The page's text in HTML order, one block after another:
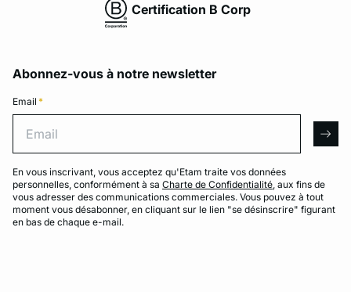
Certification B Corp
Abonnez-vous à notre newsletter
Email *
En vous inscrivant, vous acceptez qu'Etam traite vos données
personnelles, conformément à sa Charte de Confidentialité, aux fins de
vous adresser des communications commerciales. Vous pouvez à tout
moment vous désabonner, en cliquant sur le lien "se désinscrire" figurant
en bas de chaque e-mail.